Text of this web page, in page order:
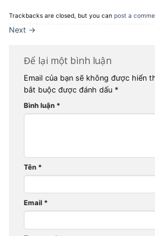
Trackbacks are closed, but you can post a
Next →
Để lại một bình luận
Email của bạn sẽ không được hiển
bắt buộc được đánh dấu *
Bình luận *
Tên *
Email *